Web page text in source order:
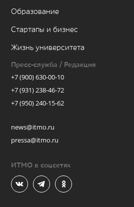
Образование
Стартапы и бизнес
Жизнь университета
Пресс-служба / Редакция
+7 (900) 630-00-10
+7 (931) 238-46-72
+7 (950) 240-15-62
news@itmo.ru
pressa@itmo.ru
ИТМО в соцсетях